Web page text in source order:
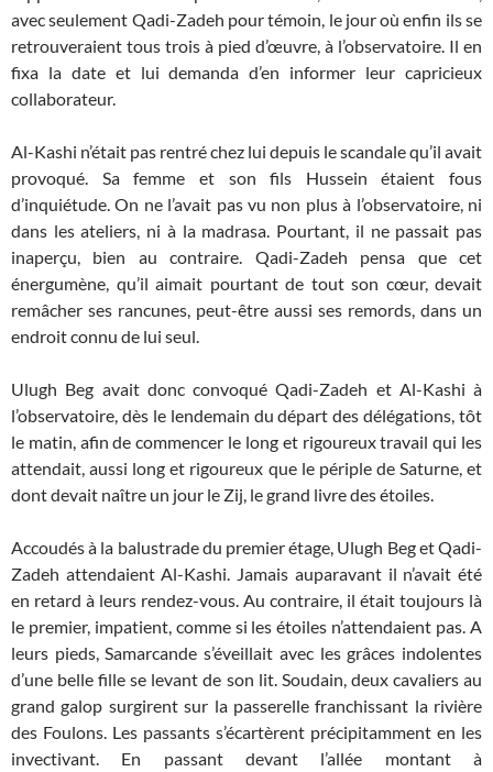
avec seulement Qadi-Zadeh pour témoin, le jour où enfin ils se
retrouveraient tous trois à pied d’œuvre, à l’observatoire. Il en
fixa la date et lui demanda d’en informer leur capricieux
collaborateur.
Al-Kashi n’était pas rentré chez lui depuis le scandale qu’il avait
provoqué. Sa femme et son fils Hussein étaient fous
d’inquiétude. On ne l’avait pas vu non plus à l’observatoire, ni
dans les ateliers, ni à la madrasa. Pourtant, il ne passait pas
inaperçu, bien au contraire. Qadi-Zadeh pensa que cet
énergumène, qu’il aimait pourtant de tout son cœur, devait
remâcher ses rancunes, peut-être aussi ses remords, dans un
endroit connu de lui seul.
Ulugh Beg avait donc convoqué Qadi-Zadeh et Al-Kashi à
l’observatoire, dès le lendemain du départ des délégations, tôt
le matin, afin de commencer le long et rigoureux travail qui les
attendait, aussi long et rigoureux que le périple de Saturne, et
dont devait naître un jour le Zij, le grand livre des étoiles.
Accoudés à la balustrade du premier étage, Ulugh Beg et Qadi-
Zadeh attendaient Al-Kashi. Jamais auparavant il n’avait été
en retard à leurs rendez-vous. Au contraire, il était toujours là
le premier, impatient, comme si les étoiles n’attendaient pas. A
leurs pieds, Samarcande s’éveillait avec les grâces indolentes
d’une belle fille se levant de son lit. Soudain, deux cavaliers au
grand galop surgirent sur la passerelle franchissant la rivière
des Foulons. Les passants s’écartèrent précipitamment en les
invectivant. En passant devant l’allée montant à